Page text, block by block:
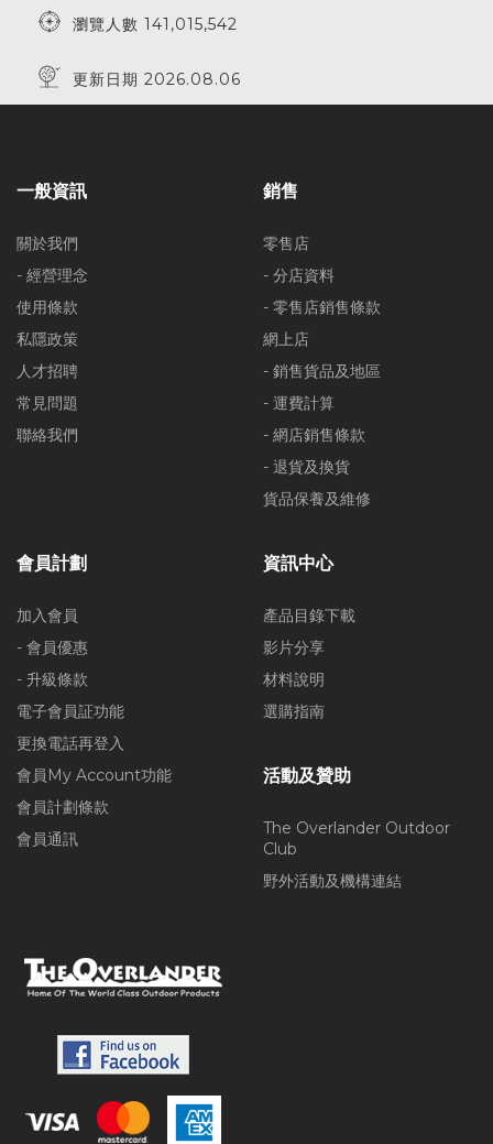
瀏覽人數 141,015,542
更新日期 2026.08.06
一般資訊
關於我們
- 經營理念
使用條款
私隱政策
人才招聘
常見問題
聯絡我們
銷售
零售店
- 分店資料
- 零售店銷售條款
網上店
- 銷售貨品及地區
- 運費計算
- 網店銷售條款
- 退貨及換貨
貨品保養及維修
會員計劃
加入會員
- 會員優惠
- 升級條款
電子會員証功能
更換電話再登入
會員My Account功能
會員計劃條款
會員通訊
資訊中心
產品目錄下載
影片分享
材料說明
選購指南
活動及贊助
The Overlander Outdoor
Club
野外活動及機構連結